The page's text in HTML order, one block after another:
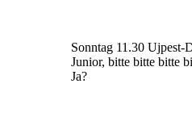
Sonntag 11.30 Ujpest-
Junior, bitte bitte bitte
Ja?